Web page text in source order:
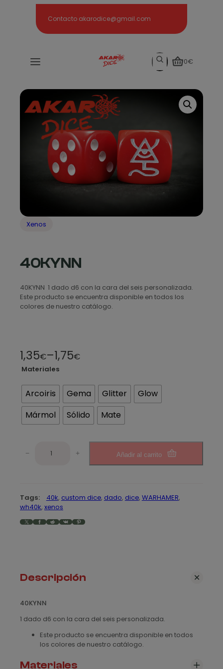
Contacto akarodice@gmail.com
Search
0€
Xenos
40KYNN
40KYNN 1 dado d6 con la cara del seis personalizada.
Este producto se encuentra disponible en todos los
colores de nuestro catálogo.
1,35€–1,75€
R
a
n
g
o
e
e
c
s
d
e
d
Materiales
Arcoiris Gema Glitter
Glow
Mármol
Sólido Mate
N
c
a
a
− + Añadir al carrito
Tags: 40k, custom dice, dado, dice, WARHAMER
wh40k, xenos
X Facebook Reddit VK Pinterest
Descripción
40KYNN
1 dado d6 con la cara del seis personalizada.
Este producto se encuentra disponible en todos
los colores de nuestro catálogo.
Materiales